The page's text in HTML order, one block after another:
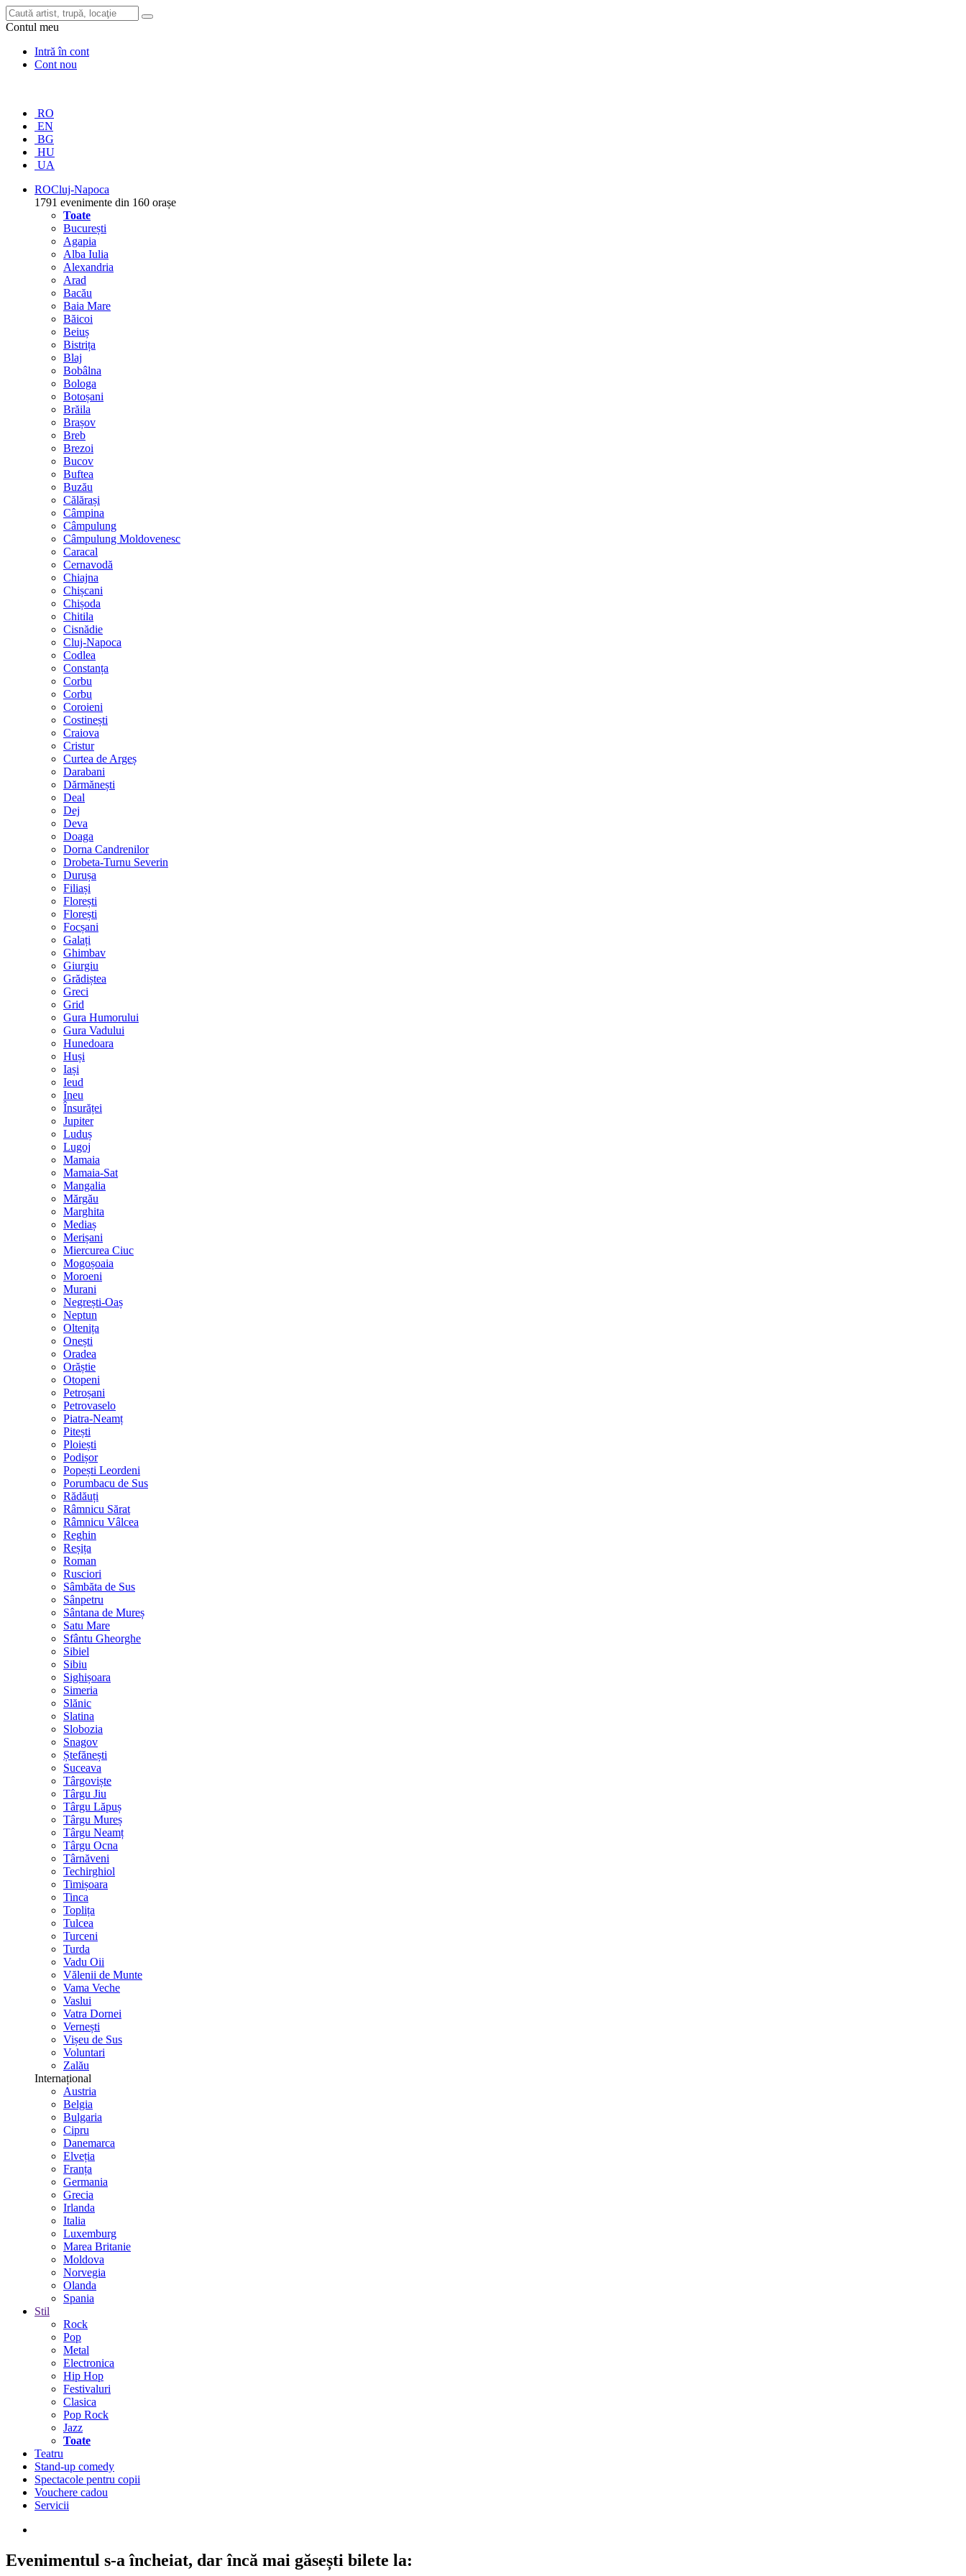
Contul meu
Intră în cont
Cont nou
RO
EN
BG
HU
UA
ROCluj-Napoca
1791 evenimente din 160 orașe
Toate
București
Agapia
Alba Iulia
Alexandria
Arad
Bacău
Baia Mare
Băicoi
Beiuș
Bistrița
Blaj
Bobâlna
Bologa
Botoșani
Brăila
Brașov
Breb
Brezoi
Bucov
Buftea
Buzău
Călărași
Câmpina
Câmpulung
Câmpulung Moldovenesc
Caracal
Cernavodă
Chiajna
Chișcani
Chișoda
Chitila
Cisnădie
Cluj-Napoca
Codlea
Constanța
Corbu
Corbu
Coroieni
Costinești
Craiova
Cristur
Curtea de Argeș
Darabani
Dărmănești
Deal
Dej
Deva
Doaga
Dorna Candrenilor
Drobeta-Turnu Severin
Durușa
Filiași
Florești
Florești
Focșani
Galați
Ghimbav
Giurgiu
Grădiștea
Greci
Grid
Gura Humorului
Gura Vadului
Hunedoara
Huși
Iași
Ieud
Ineu
Însurăței
Jupiter
Luduș
Lugoj
Mamaia
Mamaia-Sat
Mangalia
Mărgău
Marghita
Mediaș
Merișani
Miercurea Ciuc
Mogoșoaia
Moroeni
Murani
Negrești-Oaș
Neptun
Oltenița
Onești
Oradea
Orăștie
Otopeni
Petroșani
Petrovaselo
Piatra-Neamț
Pitești
Ploiești
Podișor
Popești Leordeni
Porumbacu de Sus
Rădăuți
Râmnicu Sărat
Râmnicu Vâlcea
Reghin
Reșița
Roman
Rusciori
Sâmbăta de Sus
Sânpetru
Sântana de Mureș
Satu Mare
Sfântu Gheorghe
Sibiel
Sibiu
Sighișoara
Simeria
Slănic
Slatina
Slobozia
Snagov
Ștefănești
Suceava
Târgoviște
Târgu Jiu
Târgu Lăpuș
Târgu Mureș
Târgu Neamț
Târgu Ocna
Târnăveni
Techirghiol
Timișoara
Tinca
Toplița
Tulcea
Turceni
Turda
Vadu Oii
Vălenii de Munte
Vama Veche
Vaslui
Vatra Dornei
Vernești
Vișeu de Sus
Voluntari
Zalău
Internațional
Austria
Belgia
Bulgaria
Cipru
Danemarca
Elveția
Franța
Germania
Grecia
Irlanda
Italia
Luxemburg
Marea Britanie
Moldova
Norvegia
Olanda
Spania
Stil
Rock
Pop
Metal
Electronica
Hip Hop
Festivaluri
Clasica
Pop Rock
Jazz
Toate
Teatru
Stand-up comedy
Spectacole pentru copii
Vouchere cadou
Servicii
Evenimentul s-a încheiat, dar încă mai găsești bilete la: